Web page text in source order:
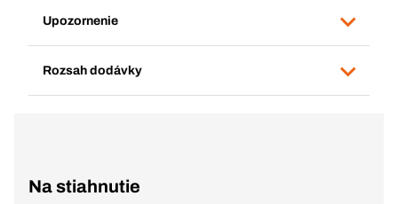
Upozornenie
Rozsah dodávky
Na stiahnutie